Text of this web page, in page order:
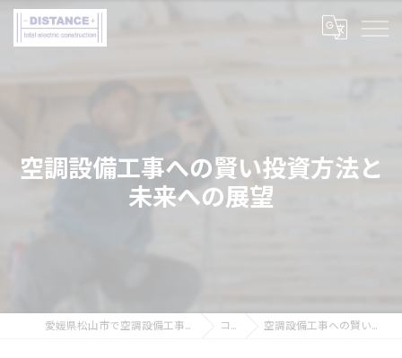
空調設備工事への賢い投資方法と
未来への展望
愛媛県松山市で空調設備工事の求人なら株式会社DISTANCE コラム 空調設備工事への賢い投資方法と未来への展望